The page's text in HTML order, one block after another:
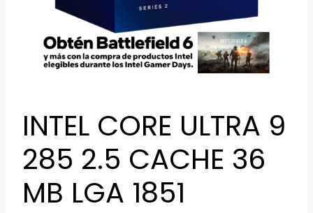
INTEL CORE ULTRA 9
285 2.5 CACHE 36
MB LGA 1851